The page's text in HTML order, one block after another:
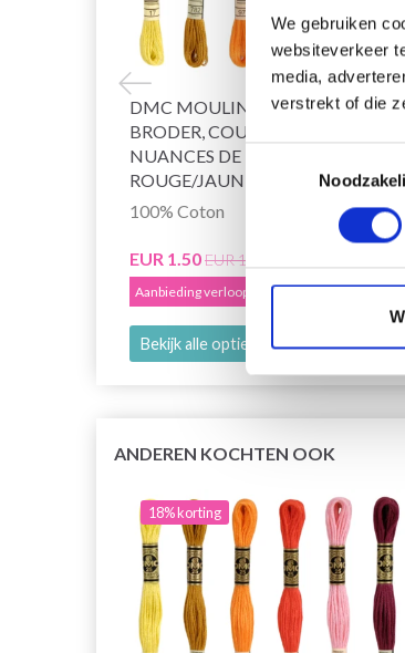
We gebruiken
websiteverkeer
media,
verstrekt of die
DMC MOULINÉ SPÉCIAL 25 FIL À
BRODER, COULEURS UNIES,
NUANCES DE
ROUGE/JAUNE/ORANGE
100% Coton
EUR 1.50EUR 1.85
Aanbieding verloopt 12/08/2026
Bekijk alle opties
ANDEREN KOCHTEN OOK
18% korting